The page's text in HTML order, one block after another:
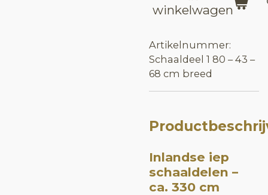
winkelwagen
Artikelnummer:
Schaaldeel 1 80 – 43 –
68 cm breed
Inlandse iep
schaaldelen –
ca. 330 cm